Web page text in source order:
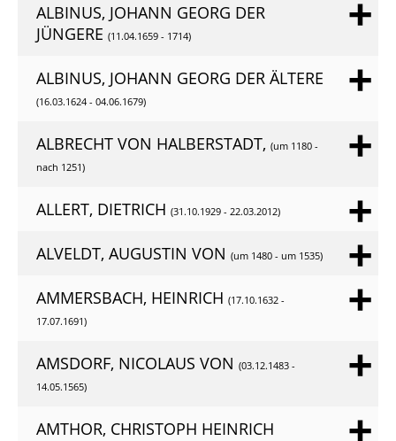
ALBINUS, JOHANN GEORG DER
JÜNGERE (11.04.1659 - 1714)
ALBINUS, JOHANN GEORG DER ÄLTERE
(16.03.1624 - 04.06.1679)
ALBRECHT VON HALBERSTADT, (um 1180 -
nach 1251)
ALLERT, DIETRICH (31.10.1929 - 22.03.2012)
ALVELDT, AUGUSTIN VON (um 1480 - um 1535)
AMMERSBACH, HEINRICH (17.10.1632 -
17.07.1691)
AMSDORF, NICOLAUS VON (03.12.1483 -
14.05.1565)
AMTHOR, CHRISTOPH HEINRICH